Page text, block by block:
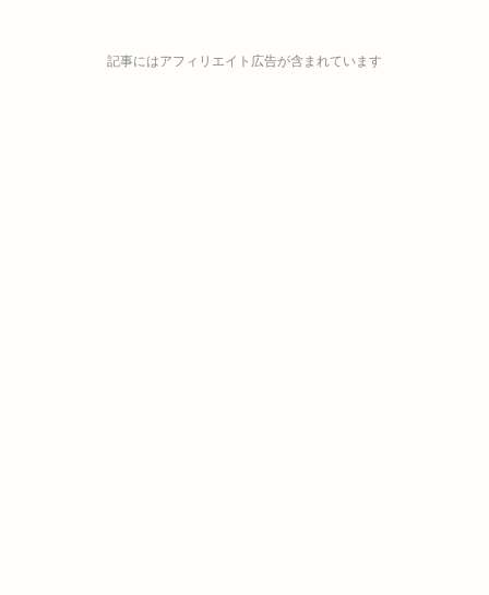
記事にはアフィリエイト広告が含まれています